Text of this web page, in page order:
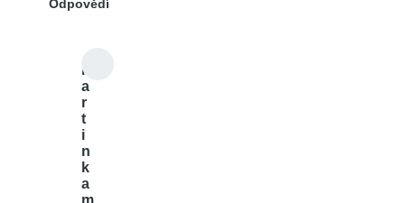
Odpovědí
m
a
r
t
i
n
k
a
m